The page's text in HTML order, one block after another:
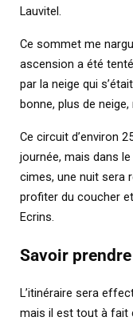
Lauvitel.
Ce sommet me
ascension a été
par la neige qui
bonne, plus de
Ce circuit d’environ
journée, mais dans
cimes, une nuit sera
profiter du coucher
Ecrins.
Savoir
L’itinéraire sera
mais il est tout à fait